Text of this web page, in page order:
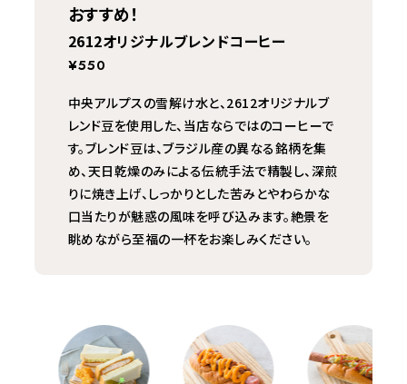
おすすめ！
2612オリジナルブレンドコーヒー
¥550
中央アルプスの雪解け水と、2612オリジナルブ
レンド豆を使用した、当店ならではのコーヒーで
す。ブレンド豆は、ブラジル産の異なる銘柄を集
め、天日乾燥のみによる伝統手法で精製し、深煎
りに焼き上げ、しっかりとした苦みとやわらかな
口当たりが魅惑の風味を呼び込みます。絶景を
眺めながら至福の一杯をお楽しみください。